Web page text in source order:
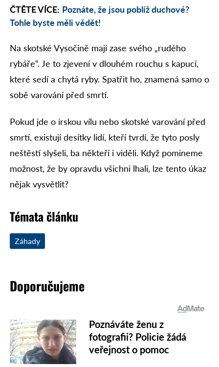
ČTĚTE VÍCE: Poznáte, že jsou poblíž duchové?
Tohle byste měli vědět!
Na skotské Vysočině mají zase svého „rudého
rybáře“. Je to zjevení v dlouhém rouchu s kapucí,
které sedí a chytá ryby. Spatřit ho, znamená samo o
sobě varování před smrtí.
Pokud jde o irskou vílu nebo skotské varování před
smrtí, existují desítky lidí, kteří tvrdí, že tyto posly
neštěstí slyšeli, ba někteří i viděli. Když pomineme
možnost, že by opravdu všichni lhali, lze tento úkaz
nějak vysvětlit?
Témata článku
Záhady
Doporučujeme